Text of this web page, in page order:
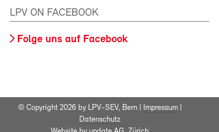
LPV ON FACEBOOK
Folge uns auf Facebook
© Copyright 2026 by LPV-SEV, Bern | Impressum|
Datenschutz